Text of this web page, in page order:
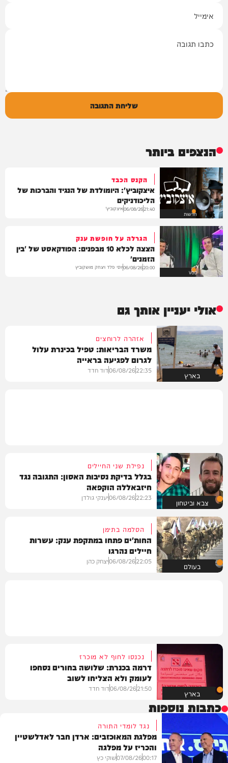
שליחת התגובה
הנצפים ביותר
חדשות
הקנס הכבד
איצקוביץ': היומולדת של הנגיד והברכות של
הליכודניקים
21:40
06/08/26איצקוביץ'
VOD
הגרלה על חופשת ענק
הצצה לכלא 10 מבפנים: הפודקאסט של 'בין
הזמנים'
20:00
06/08/26יוסי פלד ויצחק מושקוביץ
אולי יעניין אותך גם
בארץ
אזהרה לרוחצים
משרד הבריאות: טפיל בכינרת עלול
לגרום לפגיעה בראייה
22:35
06/08/26דוד חדד
צבא וביטחון
נפילת שני החיילים
בגלל בדיקת נסיבות האסון: התגובה נגד
חיזבאללה הוקפאה
22:23
06/08/26יענקי גולדן
בעולם
הסלמה בתימן
החות'ים פתחו במתקפת ענק: עשרות
חיילים נהרגו
22:05
06/08/26יצחק כהן
בארץ
נכנסו לחוף לא מוכרז
דרמה בכנרת: שלושה בחורים נסחפו
לעומק ולא הצליחו לשוב
21:50
06/08/26דוד חדד
כתבות נוספות
נגד לומדי התורה
מפלגת המאוכזבים: ארדן חבר לאדלשטיין
והכריז על מפלגה
00:17
07/08/26שוקי כץ